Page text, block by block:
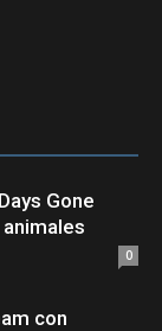
Gone
0
con